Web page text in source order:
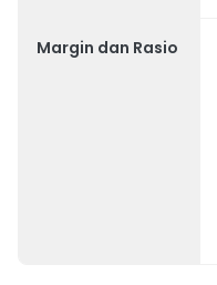
Margin dan Rasio